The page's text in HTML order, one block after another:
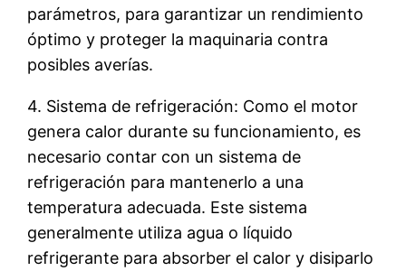
parámetros, para garantizar un rendimiento
óptimo y proteger la maquinaria contra
posibles averías.
4. Sistema de refrigeración: Como el motor
genera calor durante su funcionamiento, es
necesario contar con un sistema de
refrigeración para mantenerlo a una
temperatura adecuada. Este sistema
generalmente utiliza agua o líquido
refrigerante para absorber el calor y disiparlo